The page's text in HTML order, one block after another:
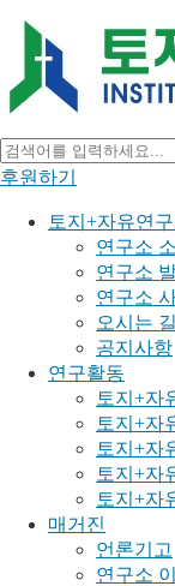
후원하기
토지+자유연
연구소
연구소
연구소
오시는 길
공지사항
연구활동
토지+자
토지+자
토지+자
토지+자
토지+자
매거진
언론기고
연구소